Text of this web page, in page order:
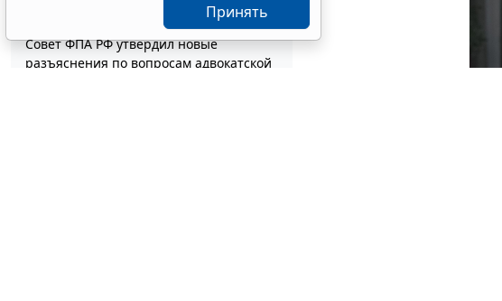
Совет ФПА РФ утвердил новые
разъяснения по вопросам адвокатской
Принять